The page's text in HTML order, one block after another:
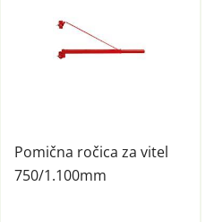
Pomična ročica za vitel
750/1.100mm